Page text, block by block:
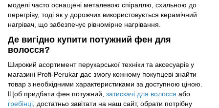
моделі часто оснащені металевою спіраллю, схильною до
перегріву, тоді як у дорожчих використовується керамічний
нагрівач, що забезпечує рівномірне нагрівання.
Де вигідно купити потужний фен для
волосся?
Широкий асортимент перукарської техніки та аксесуарів у
магазині Profi-Perukar дає змогу кожному покупцеві знайти
товар з необхідними характеристиками за доступною ціною.
Щоб придбати фен потужний, затискачі для волосся або
гребінці , достатньо завітати на наш сайт, обрати потрібну